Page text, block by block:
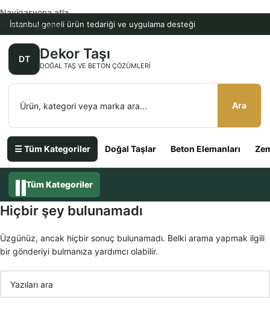
İstanbul geneli ürün tedariği ve uygulama desteği
DT Dekor Taşı
DOĞAL TAŞ VE BETON ÇÖZÜMLERI
Ara
☰ Tüm Kategoriler Doğal Taşlar Beton Elemanları
Navigasyona atla
Ana içeriğe atla
Tüm Kategoriler
Hiçbir şey bulunamadı
Üzgünüz, ancak hiçbir sonuç bulunamadı. Belki arama yapmak ilgili
bir gönderiyi bulmanıza yardımcı olabilir.